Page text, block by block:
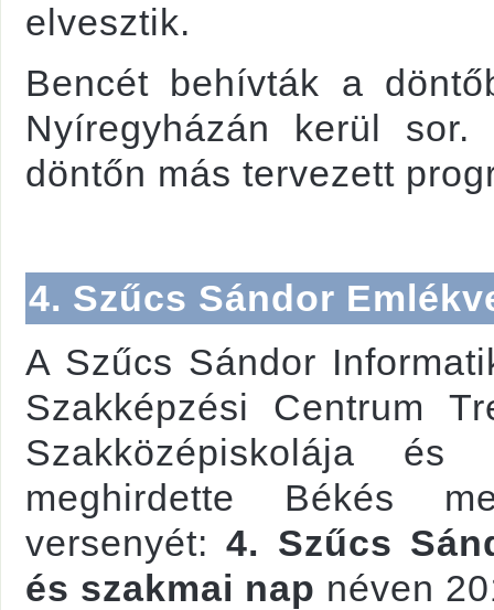
elvesztik.
Bencét behívták a
Nyíregyházán kerül
döntőn más tervezett
4. Szűcs Sándor
A Szűcs Sándor
Szakképzési Centrum
Szakközépiskolája
meghirdette Békés
versenyét:4. Szűcs
és szakmai nap néven